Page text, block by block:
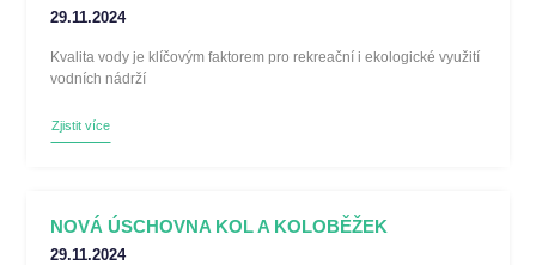
29.11.2024
Kvalita vody je klíčovým faktorem pro rekreační i ekologické využití
vodních nádrží
Zjistit více
NOVÁ ÚSCHOVNA KOL A KOLOBĚŽEK
29.11.2024